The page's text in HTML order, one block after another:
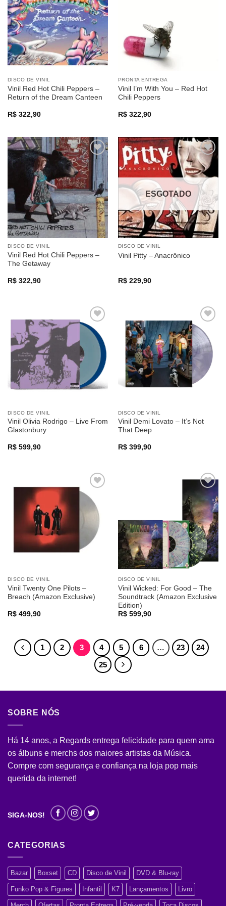
a lista de
desejos
DISCO DE VINIL
Vinil Red Hot Chili Peppers –
Return of the Dream Canteen
R$322,90
PRONTA ENTREGA
Vinil I’m With You – Red Hot
Chili Peppers
R$322,90
Adicionar
a lista de
desejos
DISCO DE VINIL
Vinil Red Hot Chili Peppers –
The Getaway
R$322,90
Adicionar
a lista de
desejos
ESGOTADO
DISCO DE VINIL
Vinil Pitty – Anacrônico
R$229,90
Adicionar
a lista de
desejos
DISCO DE VINIL
Vinil Olivia Rodrigo – Live From
Glastonbury
R$599,90
Adicionar
a lista de
desejos
DISCO DE VINIL
Vinil Demi Lovato – It’s Not
That Deep
R$399,90
Adicionar
a lista de
desejos
DISCO DE VINIL
Vinil Twenty One Pilots –
Breach (Amazon Exclusive)
R$499,90
a lista de
desejos
DISCO DE VINIL
Vinil Wicked: For Good – The
Soundtrack (Amazon Exclusive
Edition)
R$599,90
1 2 3 4 5 6 … 23
24
25
SOBRE NÓS
Há 14 anos, a Regards entrega felicidade para quem ama
os álbuns e merchs dos maiores artistas da Música.
Compre com segurança e confiança na loja pop mais
querida da internet!
SIGA-NOS!
CATEGORIAS
Bazar Boxset CD Disco de Vinil DVD & Blu-ray
Funko Pop & Figures Infantil K7 Lançamentos Livro